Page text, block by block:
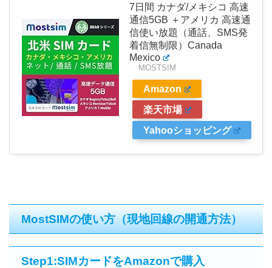
7日間 カナダ/メキシコ 高速
通信5GB ＋アメリカ 高速通
信使い放題（通話、SMS発
着信無制限）Canada
Mexico
MOSTSIM
Amazon
楽天市場
Yahooショッピング
MostSIMの使い方（現地回線の開通方法）
Step1:SIMカードをAmazonで購入